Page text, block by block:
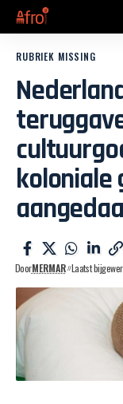
RUBRIEK MISSING
koloniale
DoorMERMAR Laatst